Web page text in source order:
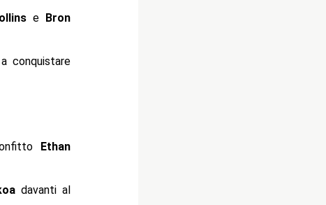
e Bron
a conquistare
Ethan
davanti al